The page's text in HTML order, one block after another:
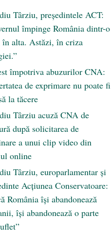
Târziu, președintele ACT:
împinge România dintr-o
în alta. Astăzi, în criza
împotriva abuzurilor CNA:
de exprimare nu poate fi
la tăcere
Târziu acuză CNA de
după solicitarea de
a unui clip video din
online
Târziu, europarlamentar și
Acțiunea Conservatoare:
România își abandonează
își abandonează o parte